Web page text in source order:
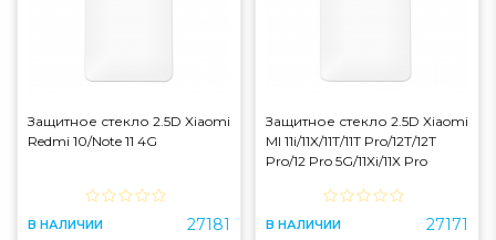
Защитное стекло 2.5D Xiaomi
Redmi 10/Note 11 4G
В НАЛИЧИИ 27181
Защитное стекло 2.5D Xiaomi
MI 11i/11X/11T/11T Pro/12T/12T
Pro/12 Pro 5G/11Xi/11X Pro
В НАЛИЧИИ 27171